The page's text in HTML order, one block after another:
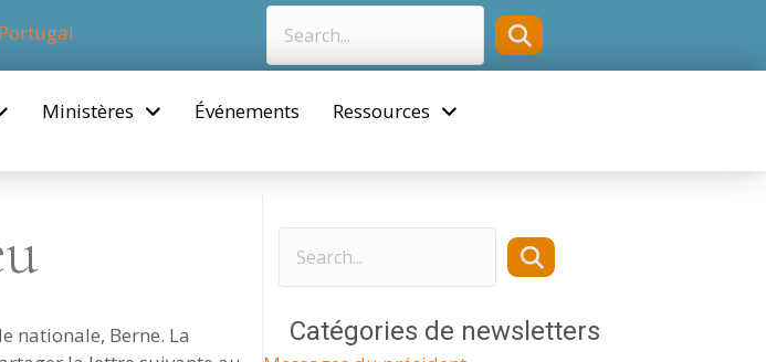
Ministères Événements
Ressources
nationale, Berne. La
Catégories de newsletters